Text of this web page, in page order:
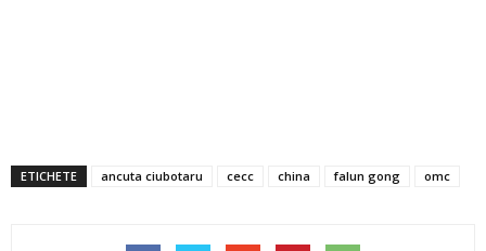
ETICHETE ancuta ciubotaru cecc china falun gong omc